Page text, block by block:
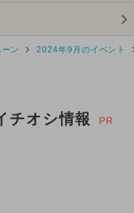
ン 2024年9月のイベント
チオシ情報 PR